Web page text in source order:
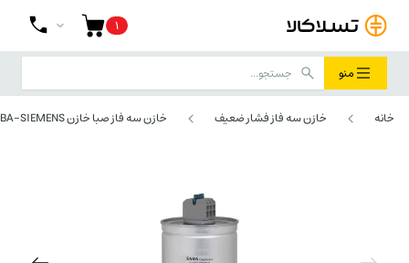
۱
منو
خانه خازن سه فاز فشار ضعیف خازن سه فاز صبا خازن SABA-SIEMENS